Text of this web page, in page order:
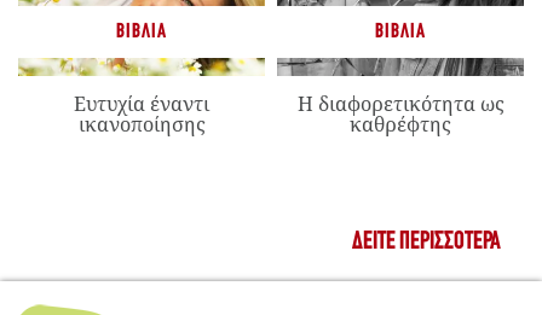
ΒΙΒΛΊΑ
Ευτυχία έναντι
ικανοποίησης
ΒΙΒΛΊΑ
Η διαφορετικότητα ως
καθρέφτης
ΔΕΊΤΕ ΠΕΡΙΣΣΌΤΕΡΑ